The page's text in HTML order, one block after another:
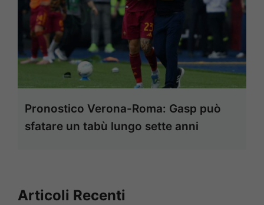
Pronostico Verona-Roma: Gasp può
sfatare un tabù lungo sette anni
Articoli Recenti